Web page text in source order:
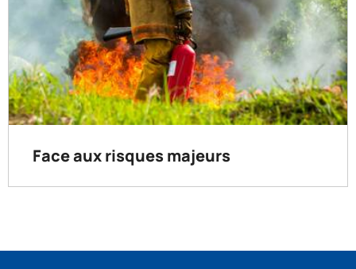
Face aux risques majeurs